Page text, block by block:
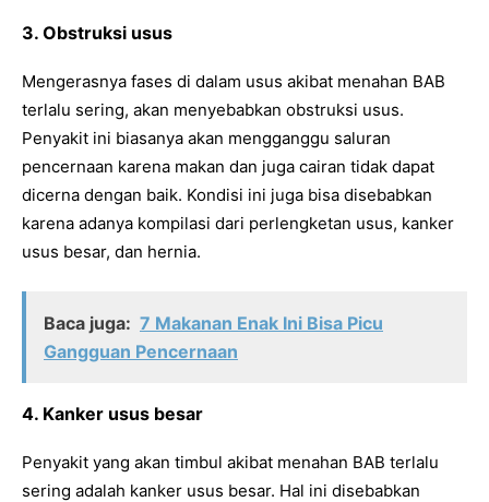
3. Obstruksi usus
Mengerasnya fases di dalam usus akibat menahan BAB
terlalu sering, akan menyebabkan obstruksi usus.
Penyakit ini biasanya akan mengganggu saluran
pencernaan karena makan dan juga cairan tidak dapat
dicerna dengan baik. Kondisi ini juga bisa disebabkan
karena adanya kompilasi dari perlengketan usus, kanker
usus besar, dan hernia.
Baca juga: 7 Makanan Enak Ini Bisa Picu
Gangguan Pencernaan
4. Kanker usus besar
Penyakit yang akan timbul akibat menahan BAB terlalu
sering adalah kanker usus besar. Hal ini disebabkan